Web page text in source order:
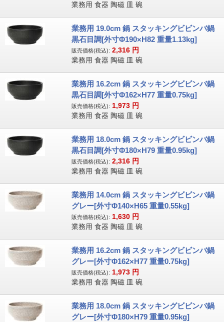
業務用 食器 陶磁 皿 碗
業務用 19.0cm 鍋 スタッキングビビンバ鍋
黒石目調[外寸Φ190×H82 重量1.13kg]
販売価格(税込): 2,316 円
業務用 食器 陶磁 皿 碗
業務用 16.2cm 鍋 スタッキングビビンバ鍋
黒石目調[外寸Φ162×H77 重量0.75kg]
販売価格(税込): 1,973 円
業務用 食器 陶磁 皿 碗
業務用 18.0cm 鍋 スタッキングビビンバ鍋
黒石目調[外寸Φ180×H79 重量0.95kg]
販売価格(税込): 2,316 円
業務用 食器 陶磁 皿 碗
業務用 14.0cm 鍋 スタッキングビビンバ鍋
グレー[外寸Φ140×H65 重量0.55kg]
販売価格(税込): 1,630 円
業務用 食器 陶磁 皿 碗
業務用 16.2cm 鍋 スタッキングビビンバ鍋
グレー[外寸Φ162×H77 重量0.75kg]
販売価格(税込): 1,973 円
業務用 食器 陶磁 皿 碗
業務用 18.0cm 鍋 スタッキングビビンバ鍋
グレー[外寸Φ180×H79 重量0.95kg]